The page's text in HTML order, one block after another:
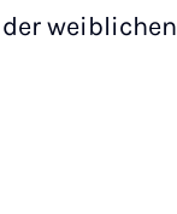
weiblichen